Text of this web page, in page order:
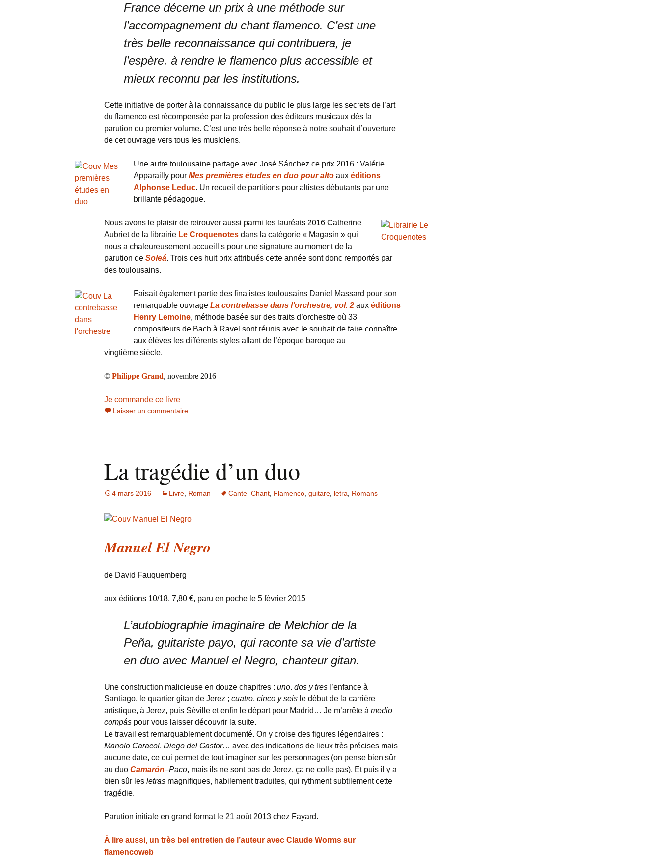
France décerne un prix à une méthode sur
l’accompagnement du chant flamenco. C’est une
très belle reconnaissance qui contribuera, je
l’espère, à rendre le flamenco plus accessible et
mieux reconnu par les institutions.
Cette initiative de porter à la connaissance du public le plus large les secrets de l’art
du flamenco est récompensée par la profession des éditeurs musicaux dès la
parution du premier volume. C’est une très belle réponse à notre souhait d’ouverture
de cet ouvrage vers tous les musiciens.
Une autre toulousaine partage avec José Sánchez ce prix 2016 : Valérie
Apparailly pour Mes premières études en duo pour alto aux éditions
Alphonse Leduc. Un recueil de partitions pour altistes débutants par une
brillante pédagogue.
Nous avons le plaisir de retrouver aussi parmi les lauréats 2016 Catherine
Aubriet de la librairie Le Croquenotes dans la catégorie « Magasin » qui
nous a chaleureusement accueillis pour une signature au moment de la
parution de Soleá. Trois des huit prix attribués cette année sont donc remportés par
des toulousains.
Faisait également partie des finalistes toulousains Daniel Massard pour son
remarquable ouvrage La contrebasse dans l’orchestre, vol. 2 aux éditions
Henry Lemoine, méthode basée sur des traits d’orchestre où 33
compositeurs de Bach à Ravel sont réunis avec le souhait de faire connaître
aux élèves les différents styles allant de l’époque baroque au
vingtième siècle.
© Philippe Grand, novembre 2016
Je commande ce livre
Laisser un commentaire
La tragédie d’un duo
4 mars 2016 Livre Roman Cante Chant Flamenco guitare letra Romans
Manuel El Negro
de David Fauquemberg
aux éditions 10/18, 7,80 €, paru en poche le 5 février 2015
L’autobiographie imaginaire de Melchior de la
Peña, guitariste payo, qui raconte sa vie d’artiste
en duo avec Manuel el Negro, chanteur gitan.
Une construction malicieuse en douze chapitres : uno, dos y tres l’enfance à
Santiago, le quartier gitan de Jerez ; cuatro, cinco y seis le début de la carrière
artistique, à Jerez, puis Séville et enfin le départ pour Madrid… Je m’arrête à medio
compás pour vous laisser découvrir la suite.
Le travail est remarquablement documenté. On y croise des figures légendaires :
Manolo Caracol, Diego del Gastor… avec des indications de lieux très précises mais
aucune date, ce qui permet de tout imaginer sur les personnages (on pense bien sûr
au duo Camarón–Paco, mais ils ne sont pas de Jerez, ça ne colle pas). Et puis il y a
bien sûr les letras magnifiques, habilement traduites, qui rythment subtilement cette
tragédie.
Parution initiale en grand format le 21 août 2013 chez Fayard.
À lire aussi, un très bel entretien de l’auteur avec Claude Worms sur
flamencoweb